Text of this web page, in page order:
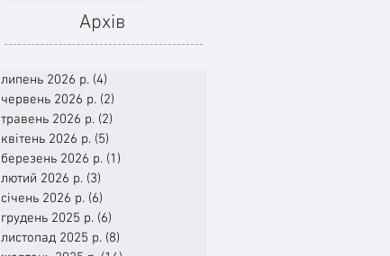
Архів
липень 2026 р. (4)
червень 2026 р. (2)
травень 2026 р. (2)
квітень 2026 р. (5)
березень 2026 р. (1)
лютий 2026 р. (3)
січень 2026 р. (6)
грудень 2025 р. (6)
листопад 2025 р. (8)